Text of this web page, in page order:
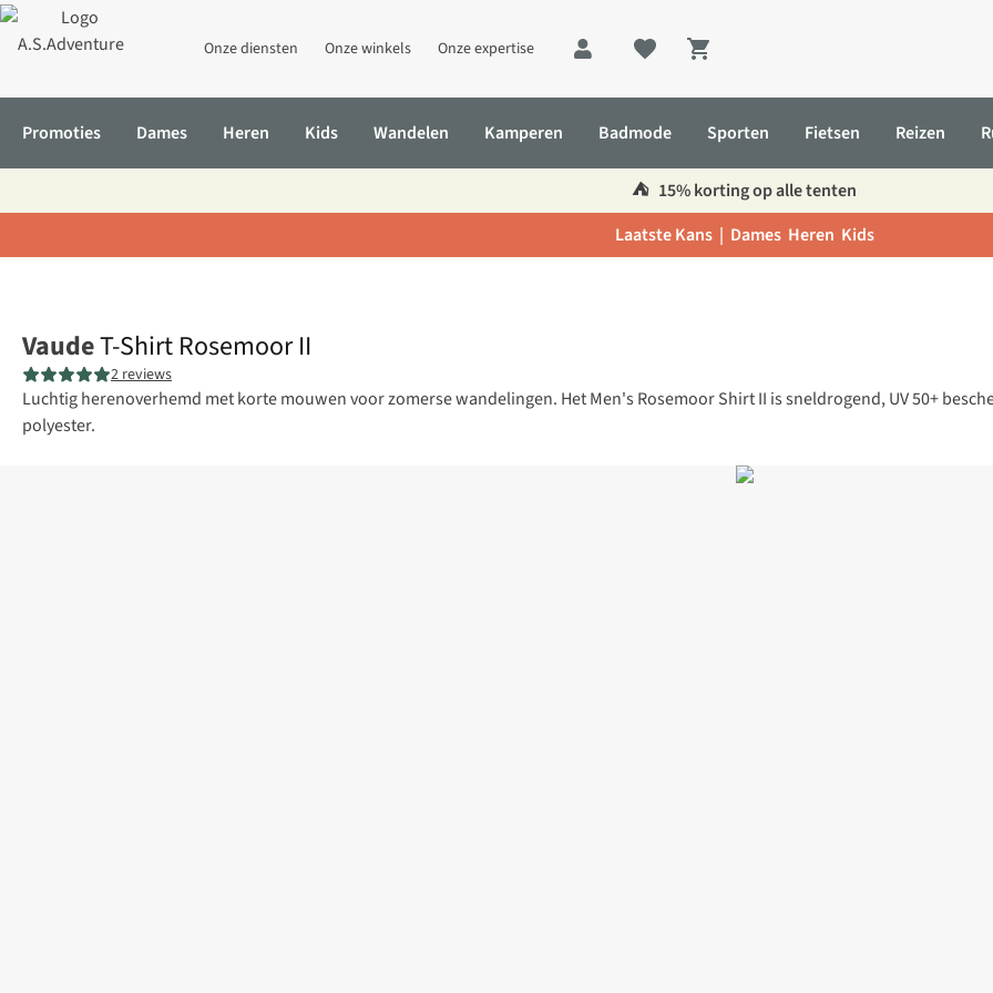
Onze diensten Onze winkels Onze expertise
Shopping cart
Promoties Dames Heren Kids Wandelen Kamperen Badmode Sporten Fietsen Reizen
⛺️ 15% korting op alle tenten
Laatste Kans | Dames Heren Kids
VaudeT-Shirt Rosemoor II
2 reviews
Luchtig herenoverhemd met korte mouwen voor zomerse wandelingen. Het Men's Rosemoor Shirt II is sneldrogend, UV 50+
polyester.